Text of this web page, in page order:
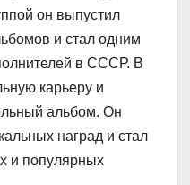
он выпустил
и стал одним
в СССР. В
карьеру и
альбом. Он
наград и стал
и популярных